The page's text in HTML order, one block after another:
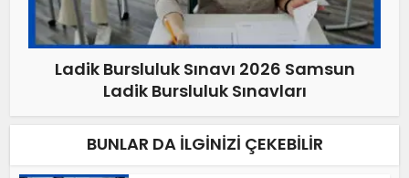
Ladik Bursluluk Sınavı 2026 Samsun
Ladik Bursluluk Sınavları
BUNLAR DA İLGINIZI ÇEKEBILIR